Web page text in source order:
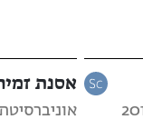
אסנת
אוניברסיטת